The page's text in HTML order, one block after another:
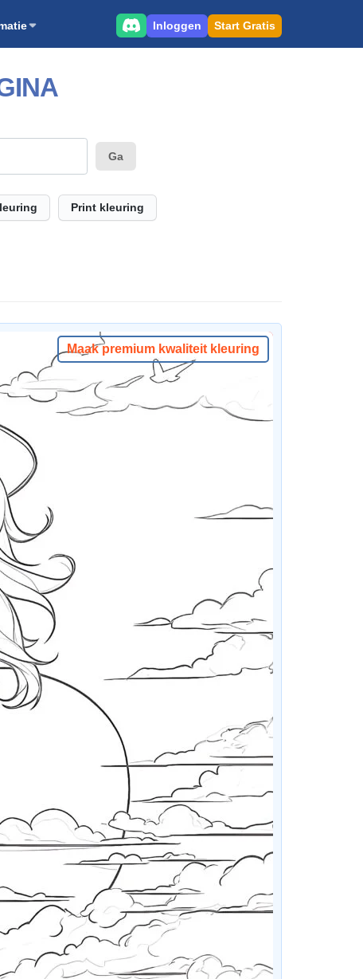
Inloggen Start Gratis
Ga
Print kleuring
Maak premium kwaliteit kleuring